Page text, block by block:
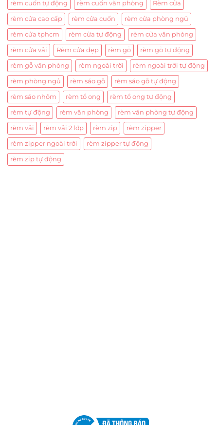
rèm cuốn tự động rèm cuốn văn phòng Rèm cửa
rèm cửa cao cấp rèm cửa cuốn rèm cửa phòng ngủ
rèm cửa tphcm rèm cửa tự động rèm cửa văn phòng
rèm cửa vải Rèm cửa đẹp rèm gỗ rèm gỗ tự động
rèm gỗ văn phòng rèm ngoài trời rèm ngoài trời tự động
rèm phòng ngủ rèm sáo gỗ rèm sáo gỗ tự động
rèm sáo nhôm rèm tổ ong rèm tổ ong tự động
rèm tự động rèm văn phòng rèm văn phòng tự động
rèm vải rèm vải 2 lớp rèm zip rèm zipper
rèm zipper ngoài trời rèm zipper tự động
rèm zip tự động